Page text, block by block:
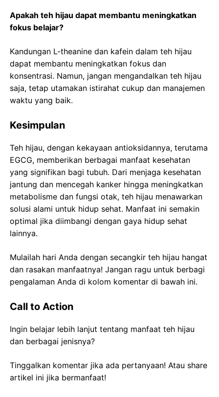
Apakah teh hijau dapat membantu meningkatkan
fokus belajar?
Kandungan L-theanine dan kafein dalam teh hijau
dapat membantu meningkatkan fokus dan
konsentrasi. Namun, jangan mengandalkan teh hijau
saja, tetap utamakan istirahat cukup dan manajemen
waktu yang baik.
Kesimpulan
Teh hijau, dengan kekayaan antioksidannya, terutama
EGCG, memberikan berbagai manfaat kesehatan
yang signifikan bagi tubuh. Dari menjaga kesehatan
jantung dan mencegah kanker hingga meningkatkan
metabolisme dan fungsi otak, teh hijau menawarkan
solusi alami untuk hidup sehat. Manfaat ini semakin
optimal jika diimbangi dengan gaya hidup sehat
lainnya.
Mulailah hari Anda dengan secangkir teh hijau hangat
dan rasakan manfaatnya! Jangan ragu untuk berbagi
pengalaman Anda di kolom komentar di bawah ini.
Call to Action
Ingin belajar lebih lanjut tentang manfaat teh hijau
dan berbagai jenisnya?
Tinggalkan komentar jika ada pertanyaan! Atau share
artikel ini jika bermanfaat!